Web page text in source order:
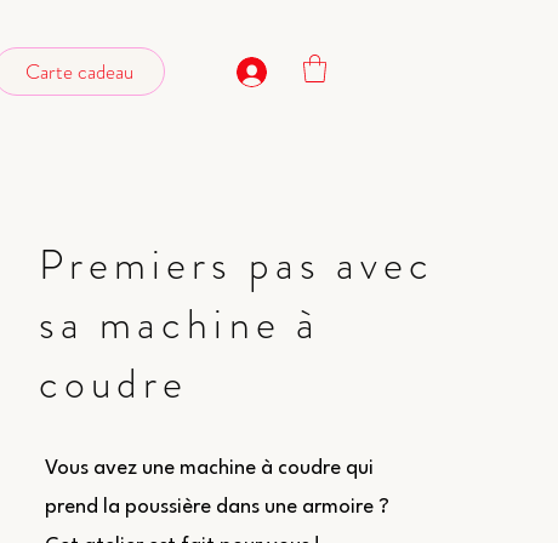
Carte cadeau
Premiers pas avec
sa machine à
coudre
Vous avez une machine à coudre qui
prend la poussière dans une armoire ?